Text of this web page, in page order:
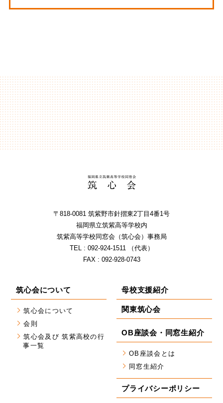
〒818-0081 筑紫野市針摺東2丁⽬4番1号
福岡県⽴筑紫⾼等学校内
筑紫⾼等学校同窓会（筑⼼会）事務局
TEL : 092-924-1511 （代表）
FAX : 092-928-0743
筑心会について
筑心会について
会則
筑心会及び 筑紫高校の行
事一覧
母校支援紹介
関東筑心会
OB座談会・同窓生紹介
OB座談会とは
同窓生紹介
プライバシーポリシー